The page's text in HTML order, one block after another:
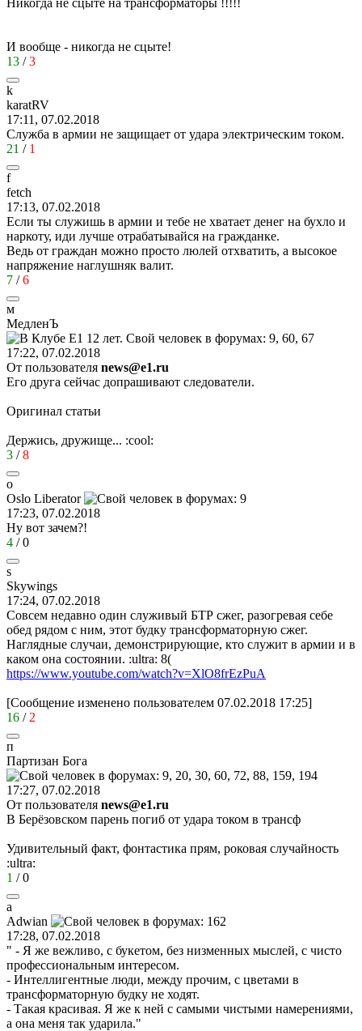
И вообще - никогда не сцыте!
13 /3
k
karatRV
17:11, 07.02.2018
Служба в армии не защищает от удара электрическим током.
21 / 1
f
fetch
17:13, 07.02.2018
Если ты служишь в армии и тебе не хватает денег на бухло и
наркоту, иди лучше отрабатывайся на гражданке.
Ведь от граждан можно просто люлей отхватить, а высокое
напряжение наглушняк валит.
7 /6
м
МедленЪ
17:22, 07.02.2018
От пользователя news@e1.ru
Его друга сейчас допрашивают следователи.
Оригинал статьи
Держись, дружище... :cool:
3 /8
o
Oslo Liberator
17:23, 07.02.2018
Ну вот зачем?!
4 /0
s
Skywings
17:24, 07.02.2018
Совсем недавно один служивый БТР сжег, разогревая себе
обед рядом с ним, этот будку трансформаторную сжег.
Наглядные случаи, демонстрирующие, кто служит в армии и в
каком она состоянии. :ultra: 8(
https://www.youtube.com/watch?v=XlO8frEzPuA
[Сообщение изменено пользователем 07.02.2018 17:25]
16 / 2
п
Партизан Бога
17:27, 07.02.2018
От пользователя news@e1.ru
В Берёзовском парень погиб от удара током в трансф
Удивительный факт, фонтастика прям, роковая случайность
:ultra:
1 /0
a
Adwian
17:28, 07.02.2018
" - Я же вежливо, с букетом, без низменных мыслей, с чисто
профессиональным интересом.
- Интеллигентные люди, между прочим, с цветами в
трансформаторную будку не ходят.
- Такая красивая. Я же к ней с самыми чистыми намерениями,
а она меня так ударила."